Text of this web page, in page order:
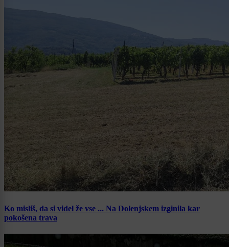
Ko misliš, da si videl že vse ... Na Dolenjskem izginila kar
pokošena trava